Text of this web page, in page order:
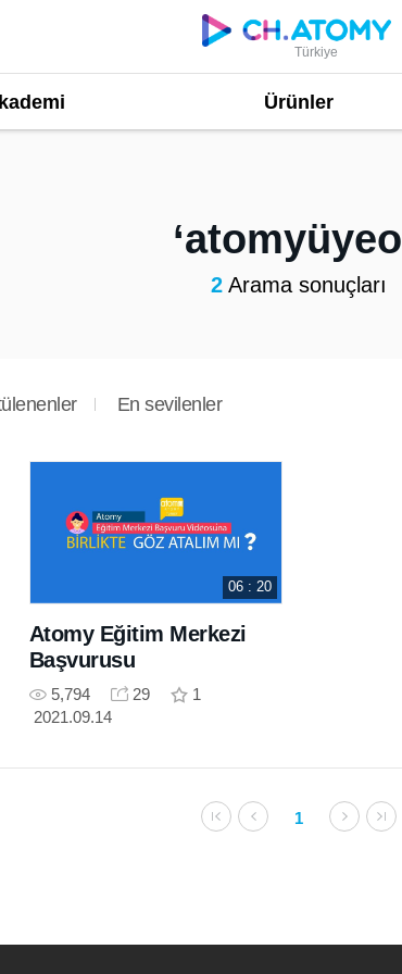
Türkiye
Ürünler
atomyüyeol
2 Arama sonuçları
En sevilenler
06 : 20
Atomy Eğitim Merkezi
Başvurusu
5,794 29
1
2021.09.14
1